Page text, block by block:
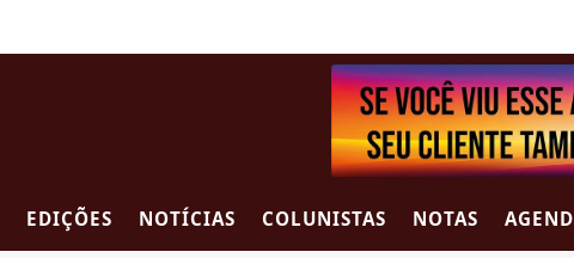
EDIÇÕES NOTÍCIAS COLUNISTAS NOTAS